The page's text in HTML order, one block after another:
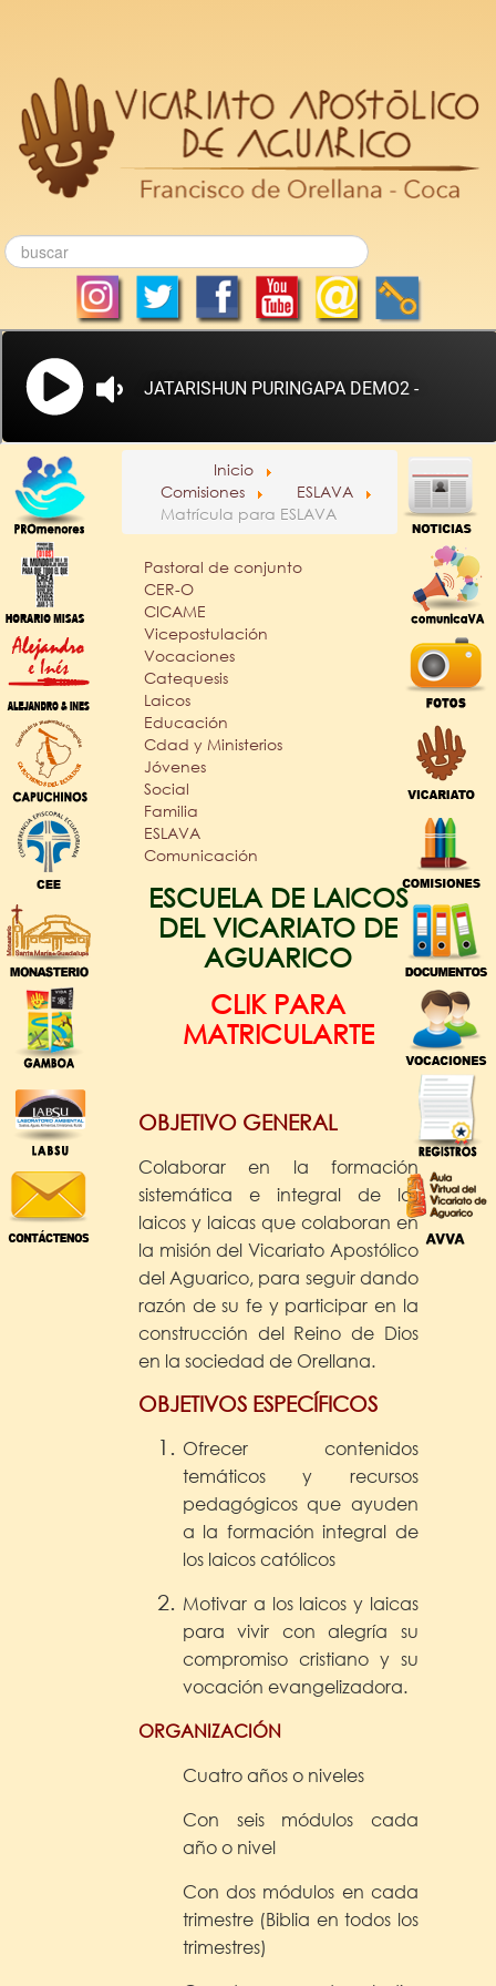
Inicio
Comisiones
ESLAVA
Matrícula para ESLAVA
Pastoral de conjunto
CER-O
CICAME
Vicepostulación
Vocaciones
Catequesis
Laicos
Educación
Cdad y Ministerios
Jóvenes
Social
Familia
ESLAVA
Comunicación
ESCUELA DE LAICOS
DEL VICARIATO DE
AGUARICO
CLIK PARA
MATRICULARTE
OBJETIVO GENERAL
Colaborar en la formación
sistemática e integral de los
laicos y laicas que colaboran en
la misión del Vicariato Apostólico
del Aguarico, para seguir dando
razón de su fe y participar en la
construcción del Reino de Dios
en la sociedad de Orellana.
OBJETIVOS ESPECÍFICOS
Ofrecer contenidos
temáticos y recursos
pedagógicos que ayuden
a la formación integral de
los laicos católicos
Motivar a los laicos y laicas
para vivir con alegría su
compromiso cristiano y su
vocación evangelizadora.
ORGANIZACIÓN
Cuatro años o niveles
Con seis módulos cada
año o nivel
Con dos módulos en cada
trimestre (Biblia en todos los
trimestres)